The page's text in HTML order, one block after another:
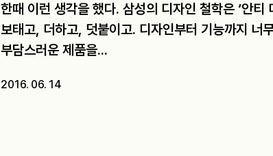
한때 이런 생각을 했다. 삼성의 디자인 철학은 ‘안티
보태고, 더하고, 덧붙이고. 디자인부터 기능까지 너
부담스러운 제품을...
2016. 06. 14